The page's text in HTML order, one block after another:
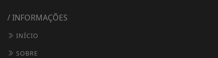
/ INFORMAÇÕES
INÍCIO
SOBRE